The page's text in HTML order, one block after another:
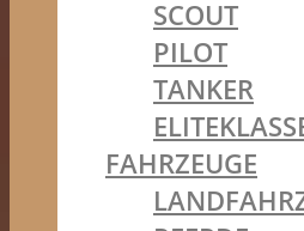
SCOUT
PILOT
TANKER
FAHRZEUGE